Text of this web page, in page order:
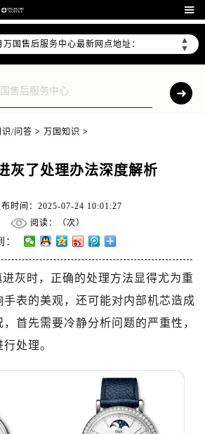

▲
▼
万国售后服务中心最新网点地址：
上海市黄浦区南京东路299号宏伊国际广场写字楼8层806室（需提前预约）
/问答 > 万国知识 >
灰了处理办法深度解析
布时间：2025-07-24 10:01:27
阅读：（次）
：
灰时，正确的处理方法显得尤为重
表的美观，还可能对内部机芯造成
首先需要冷静分析问题的严重性，
处理。